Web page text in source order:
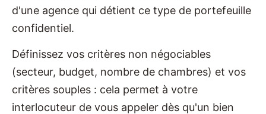
d'une agence qui détient ce type de portefeuille
confidentiel.
Définissez vos critères non négociables
(secteur, budget, nombre de chambres) et vos
critères souples : cela permet à votre
interlocuteur de vous appeler dès qu'un bien